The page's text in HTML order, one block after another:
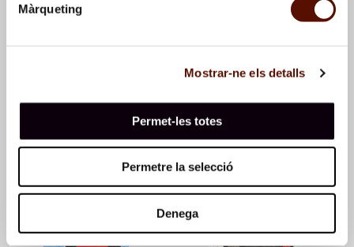
Màrqueting
Mostrar-ne els detalls
Permet-les totes
Permetre la selecció
Denega
Mujer con un bonito
, 1978
Mujer y pájaros en un
paisaje nocturno